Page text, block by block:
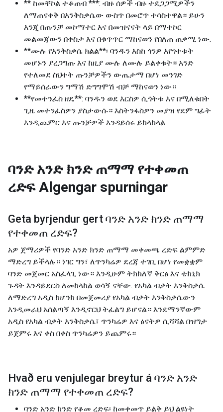
** ከመቸኮል ተቆጠብ ***: ብዙ ሰዎች ብዙ ተደጋጋሚዎችን
ለማጠናቀቅ በእንቅስቃሴው ውስጥ በመሮጥ ተሳስተዋል። ይሁን
እንጂ በጡንቻ መኮማተር እና በመዝናናት ላይ በማተኮር
መልመጃውን በቀስታ እና በቁጥጥር ማከናወን የበለጠ ጠቃሚ ነው.
**ሙሉ የእንቅስቃሴ ክልል**፡ ባንዱን እስከ ጎንዎ እየጎተቱት
መሆኑን ያረጋግጡ እና ከዚያ ሙሉ ለሙሉ ይልቀቁት። አንድ
የተለመደ ስህተት ጡንቻዎችን ውጤታማ በሆነ መንገድ
የማይሰራውን ግማሽ ድግግሞሽ ብቻ ማከናወን ነው።
**የመተንፈስ ዘዴ**: ባንዱን ወደ እርስዎ ሲጎትቱ እና በሚለቁበት
ጊዜ መተንፈስዎን ያስታውሱ። እስትንፋስዎን መያዝ የደም ግፊት
እንዲጨምር እና ጡንቻዎች እንዳይሰሩ ይከላከላል
ባንድ አንድ ክንድ ጠማማ የተቀመጠ
ረድፍ Algengar spurningar
Geta byrjendur gert ባንድ አንድ ክንድ ጠማማ
የተቀመጠ ረድፍ?
አዎ ጀማሪዎች የባንድ አንድ ክንድ ጠማማ መቀመጫ ረድፍ ልምምድ
ማድረግ ይችላሉ። ነገር ግን፣ ለጥንካሬዎ ደረጃ ተገቢ በሆነ የመቋቋም
ባንድ መጀመር አስፈላጊ ነው። እንዲሁም ትክክለኛ ቅርፅ እና ቴክኒክ
ጉዳት እንዳይደርስ ለመከላከል ወሳኝ ናቸው. የአካል ብቃት እንቅስቃሴ
ለማድረግ አዲስ ከሆንክ በመጀመሪያ የአካል ብቃት እንቅስቃሴውን
እንዲመራህ አሰልጣኝ እንዲኖርህ ትፈልግ ይሆናል። እንደማንኛውም
አዲስ የአካል ብቃት እንቅስቃሴ፣ ጥንካሬዎ እና ፅናትዎ ሲሻሻል በዝግታ
ይጀምሩ እና ቀስ በቀስ ጥንካሬዎን ይጨምሩ።
Hvað eru venjulegar breytur á ባንድ አንድ
ክንድ ጠማማ የተቀመጠ ረድፍ?
ባንድ አንድ ክንድ የቆመ ረድፍ፡ ከመቀመጥ ይልቅ ይህ ልዩነት